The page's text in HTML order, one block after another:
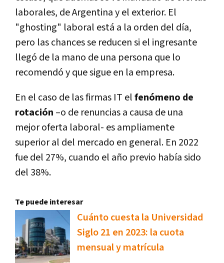
laborales, de Argentina y el exterior. El
"ghosting" laboral está a la orden del día,
pero las chances se reducen si el ingresante
llegó de la mano de una persona que lo
recomendó y que sigue en la empresa.
En el caso de las firmas IT elfenómeno de
rotación –o de renuncias a causa de una
mejor oferta laboral- es ampliamente
superior al del mercado en general. En 2022
fue del 27%, cuando el año previo había sido
del 38%.
Te puede interesar
Cuánto cuesta la Universidad
Siglo 21 en 2023: la cuota
mensual y matrícula